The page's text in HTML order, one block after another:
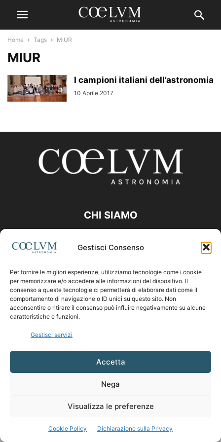
Gestisci Consenso
Per fornire le migliori esperienze, utilizziamo tecnologie come i cookie
per memorizzare e/o accedere alle informazioni del dispositivo. Il
consenso a queste tecnologie ci permetterà di elaborare dati come il
comportamento di navigazione o ID unici su questo sito. Non
acconsentire o ritirare il consenso può influire negativamente su alcune
caratteristiche e funzioni.
Gestisci servizi
Accetta
Nega
Visualizza le preferenze
Cookie Policy Dichiarazione sulla Privacy
Home Tags MIUR
MIUR
I campioni italiani dell’astronomia
10 Aprile 2017
CHI SIAMO
Contattaci:coelumastro@coelum.com
SEGUICI